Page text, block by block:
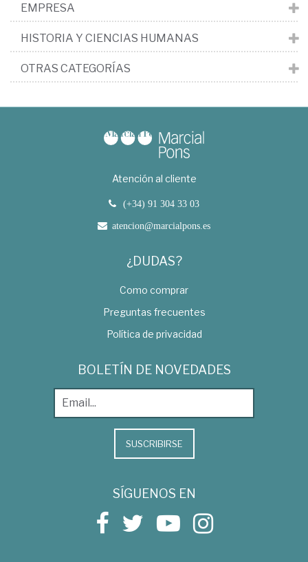
EMPRESA
HISTORIA Y CIENCIAS HUMANAS
OTRAS CATEGORÍAS
Atención al cliente
(+34) 91 304 33 03
atencion@marcialpons.es
¿DUDAS?
Como comprar
Preguntas frecuentes
Política de privacidad
BOLETÍN DE NOVEDADES
SUSCRIBIRSE
SÍGUENOS EN